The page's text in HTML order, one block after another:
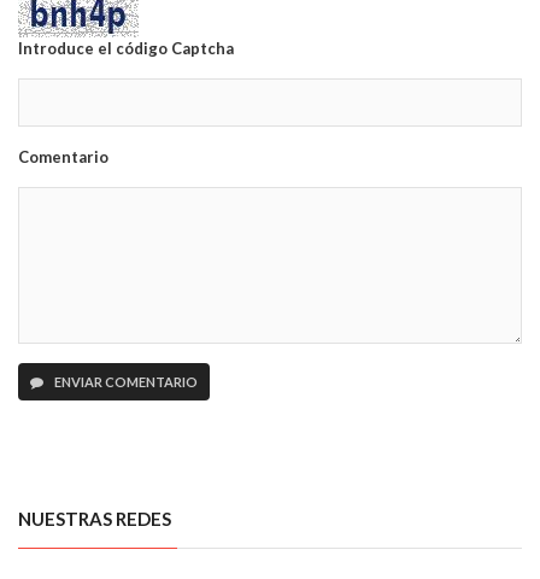
Introduce el código Captcha
Comentario
ENVIAR COMENTARIO
NUESTRAS REDES